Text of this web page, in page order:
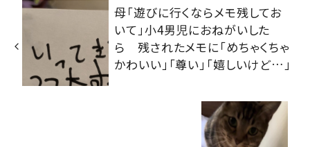
母「遊びに行くならメモ残してお
いて」小4男児におねがいした
ら 残されたメモに「めちゃくちゃ
かわいい」「尊い」「嬉しいけど…」